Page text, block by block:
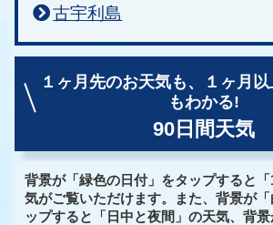
古宇利島
１ヶ月先のお天気も、
１ヶ月
もわかる!
90日間天気
背景が「緑色の日付」をタップすると
気がご覧いただけます。また、背景が
ップすると「日中と夜間」の天気、背